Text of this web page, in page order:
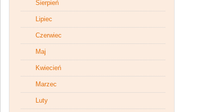
Sierpień
Lipiec
Czerwiec
Maj
Kwiecień
Marzec
Luty